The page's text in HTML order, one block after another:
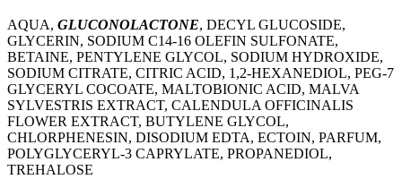
AQUA, GLUCONOLACTONE, DECYL GLUCOSIDE,
GLYCERIN, SODIUM C14-16 OLEFIN SULFONATE,
BETAINE, PENTYLENE GLYCOL, SODIUM HYDROXIDE,
SODIUM CITRATE, CITRIC ACID, 1,2-HEXANEDIOL, PEG-7
GLYCERYL COCOATE, MALTOBIONIC ACID, MALVA
SYLVESTRIS EXTRACT, CALENDULA OFFICINALIS
FLOWER EXTRACT, BUTYLENE GLYCOL,
CHLORPHENESIN, DISODIUM EDTA, ECTOIN, PARFUM,
POLYGLYCERYL-3 CAPRYLATE, PROPANEDIOL,
TREHALOSE